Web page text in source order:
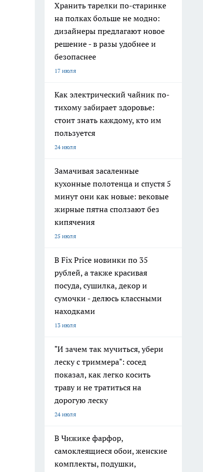
Хранить тарелки по-старинке
на полках больше не модно:
дизайнеры предлагают новое
решение - в разы удобнее и
безопаснее
17 июля
Как электрический чайник по-
тихому забирает здоровье:
стоит знать каждому, кто им
пользуется
24 июля
Замачивая засаленные
кухонные полотенца и спустя 5
минут они как новые: вековые
жирные пятна сползают без
кипячения
25 июля
В Fix Price новинки по 35
рублей, а также красивая
посуда, сушилка, декор и
сумочки - делюсь классными
находками
13 июля
"И зачем так мучиться, убери
леску с триммера": сосед
показал, как легко косить
траву и не тратиться на
дорогую леску
24 июля
В Чижике фарфор,
самоклеящиеся обои, женские
комплекты, подушки,